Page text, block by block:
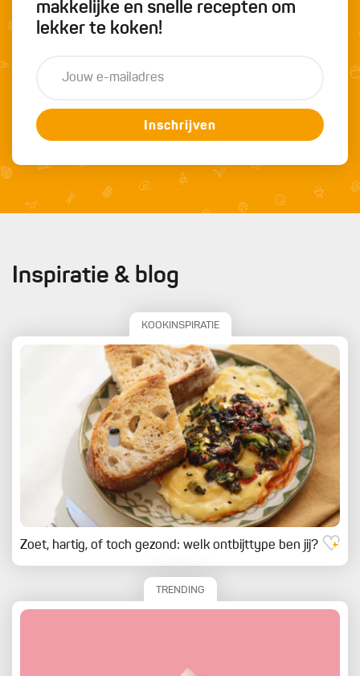
makkelijke en snelle recepten om
lekker te koken!
Inschrijven
Inspiratie & blog
KOOKINSPIRATIE
Zoet, hartig, of toch gezond: welk ontbijttype ben jij?
TRENDING